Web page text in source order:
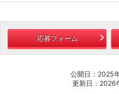
応募フォーム
公開日：2025
更新日：2026